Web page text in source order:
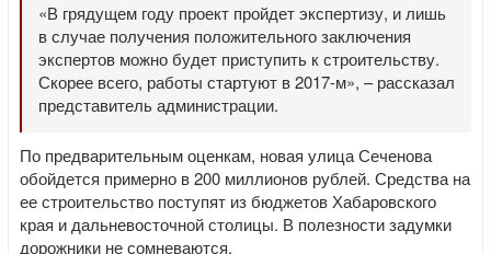
«В грядущем году проект пройдет экспертизу, и лишь
в случае получения положительного заключения
экспертов можно будет приступить к строительству.
Скорее всего, работы стартуют в 2017-м», – рассказал
представитель администрации.
По предварительным оценкам, новая улица Сеченова
обойдется примерно в 200 миллионов рублей. Средства на
ее строительство поступят из бюджетов Хабаровского
края и дальневосточной столицы. В полезности задумки
дорожники не сомневаются.